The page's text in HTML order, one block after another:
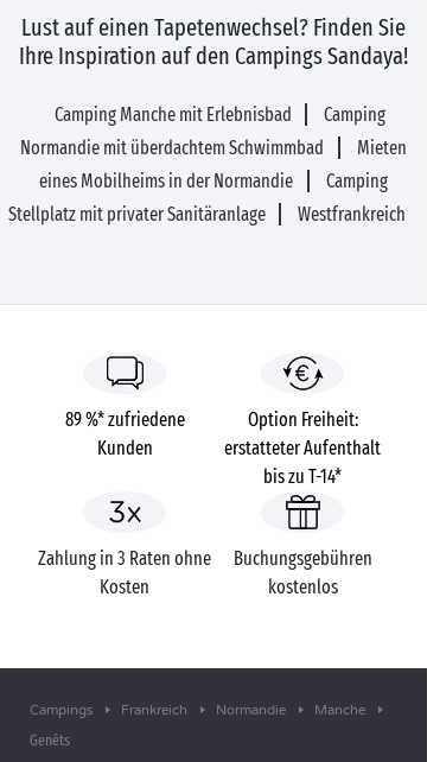
Lust auf einen Tapetenwechsel? Finden Sie
Ihre Inspiration auf den Campings Sandaya!
Camping Manche mit Erlebnisbad
Camping
Normandie mit überdachtem Schwimmbad
Mieten
eines Mobilheims in der Normandie
Camping
Stellplatz mit privater Sanitäranlage
Westfrankreich
89 %* zufriedene
Kunden
Option Freiheit:
erstatteter Aufenthalt
bis zu T-14*
Zahlung in 3 Raten ohne
Kosten
Buchungsgebühren
kostenlos
Campings Frankreich Normandie Manche
Genêts